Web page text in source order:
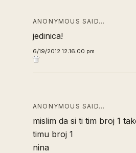
ANONYMOUS SAID…
jedinica!
6/19/2012 12:16:00 pm
ANONYMOUS SAID…
mislim da si ti tim broj 1
timu broj 1
nina